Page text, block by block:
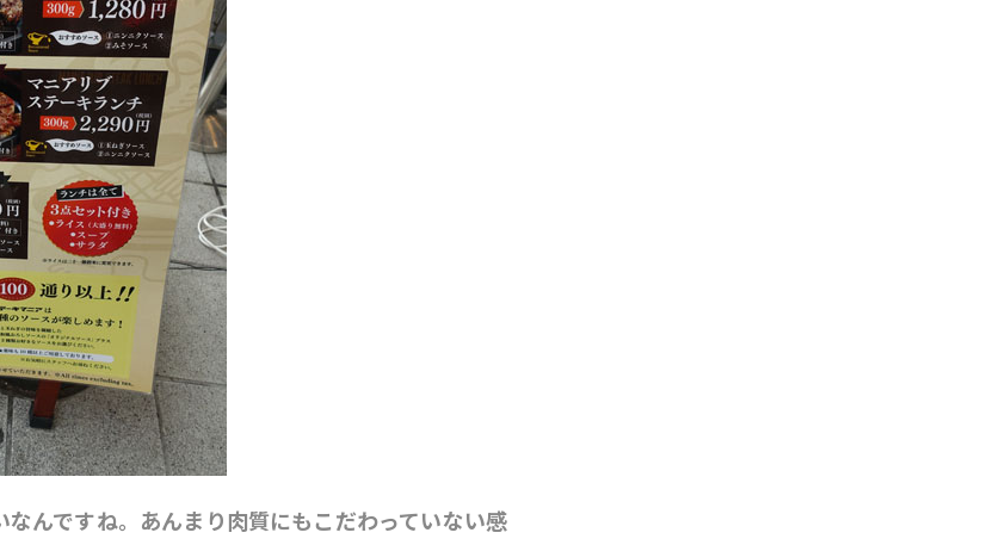
んですね。あんまり肉質にもこだわっていない感